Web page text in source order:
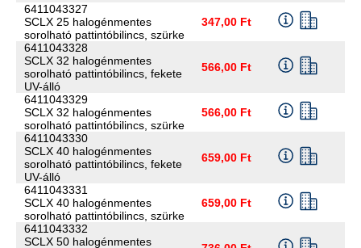
6411043327
SCLX 25 halogénmentes
sorolható pattintóbilincs, szürke
347,00 Ft
6411043328
SCLX 32 halogénmentes
sorolható pattintóbilincs, fekete
UV-álló
566,00 Ft
6411043329
SCLX 32 halogénmentes
sorolható pattintóbilincs, szürke
566,00 Ft
6411043330
SCLX 40 halogénmentes
sorolható pattintóbilincs, fekete
UV-álló
659,00 Ft
6411043331
SCLX 40 halogénmentes
sorolható pattintóbilincs, szürke
659,00 Ft
6411043332
SCLX 50 halogénmentes